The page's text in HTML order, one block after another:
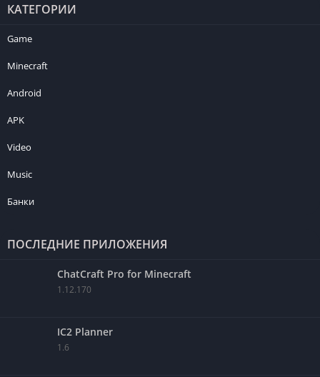
КАТЕГОРИИ
Game
Minecraft
Android
APK
Video
Music
Банки
ПОСЛЕДНИЕ ПРИЛОЖЕНИЯ
ChatCraft Pro for Minecraft
1.12.170
IC2 Planner
1.6